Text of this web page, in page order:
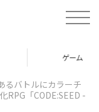
t
o
e
v
i
ゲーム
るバトルにカラーチ
RPG「CODE:SEED -